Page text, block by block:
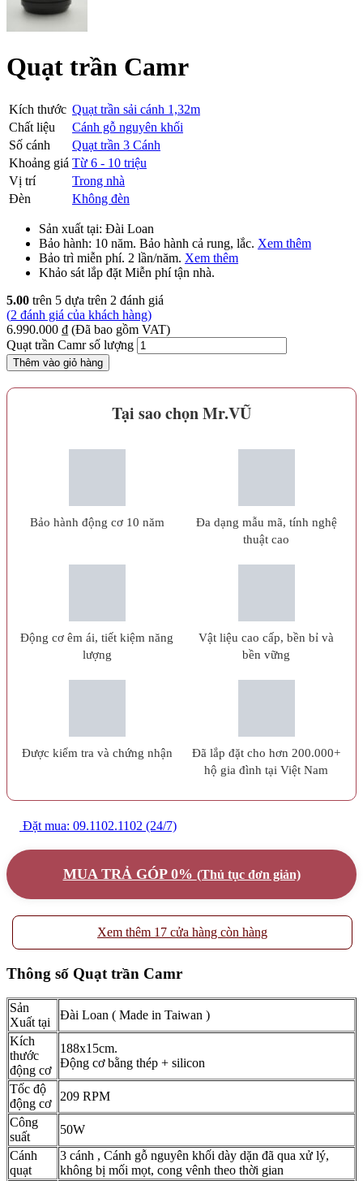
Quạt trần Camr
Kích thước Quạt trần sải cánh 1,32m
Chất liệu
Cánh gỗ nguyên khối
Số cánh
Quạt trần 3 Cánh
Khoảng giá Từ 6 - 10 triệu
Vị trí
Trong nhà
Đèn
Không đèn
Sản xuất tại: Đài Loan
Bảo hành: 10 năm. Bảo hành cả rung, lắc. Xem thêm
Bảo trì miễn phí. 2 lần/năm. Xem thêm
Khảo sát lắp đặt Miễn phítận nhà.
5.00 trên 5 dựa trên 2 đánh giá
(2 đánh giá của khách hàng)
6.990.000 ₫ (Đã bao gồm VAT)
Quạt trần Camr số lượng
Thêm vào giỏ hàng
Tại sao chọn Mr.VŨ
Bảo hành động cơ 10 năm
Đa dạng mẫu mã, tính nghệ
thuật cao
Động cơ êm ái, tiết kiệm năng
lượng
Vật liệu cao cấp, bền bỉ và
bền vững
Được kiểm tra và chứng nhận
Đã lắp đặt cho hơn 200.000+
hộ gia đình tại Việt Nam
Đặt mua: 09.1102.1102 (24/7)
MUA TRẢ GÓP 0% (Thủ tục đơn giản)
Xem thêm 17 cửa hàng còn hàng
Thông số Quạt trần Camr
Sản
Xuất tại
Đài Loan ( Made in Taiwan )
Kích
thước
động cơ
188x15cm.
Động cơ bằng thép + silicon
Tốc độ
động cơ
209 RPM
Công
suất
50W
Cánh
quạt
3 cánh , Cánh gỗ nguyên khối dày dặn đã qua xử lý,
không bị mối mọt, cong vênh theo thời gian